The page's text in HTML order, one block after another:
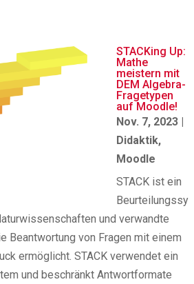
STACKing Up:
Mathe
meistern mit
DEM Algebra-
Fragetypen
auf Moodle!
Nov. 7, 2023 |
Didaktik,
Moodle
STACK ist ein
Beurteilungssy
und verwandte
Beantwortung von Fragen mit einem
ermöglicht. STACK verwendet ein
und beschränkt Antwortformate